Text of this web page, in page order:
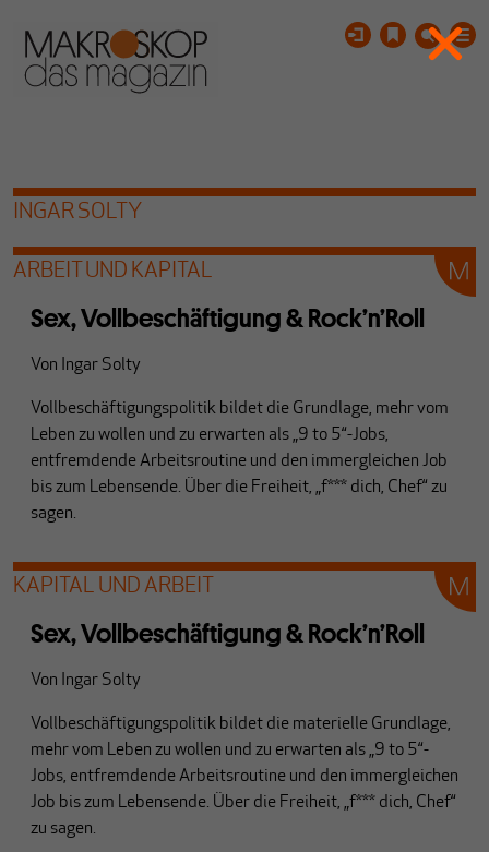
INGAR SOLTY
ARBEIT UND KAPITAL
Sex, Vollbeschäftigung & Rock’n’Roll
Von Ingar Solty
Vollbeschäftigungspolitik bildet die Grundlage, mehr vom
Leben zu wollen und zu erwarten als „9 to 5“-Jobs,
entfremdende Arbeitsroutine und den immergleichen Job
bis zum Lebensende. Über die Freiheit, „f*** dich, Chef“ zu
sagen.
KAPITAL UND ARBEIT
Sex, Vollbeschäftigung & Rock’n’Roll
Von Ingar Solty
Vollbeschäftigungspolitik bildet die materielle Grundlage,
mehr vom Leben zu wollen und zu erwarten als „9 to 5“-
Jobs, entfremdende Arbeitsroutine und den immergleichen
Job bis zum Lebensende. Über die Freiheit, „f*** dich, Chef“
zu sagen.